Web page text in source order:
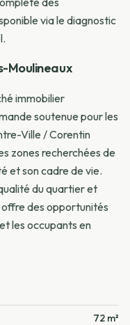
via le diagnostic
Moulineaux
immobilier
soutenue pour les
Ville / Corentin
zones recherchées de
et son cadre de vie.
du quartier et
des opportunités
les occupants en
72 m²